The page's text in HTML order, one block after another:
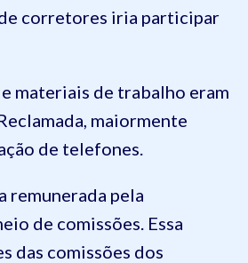
corretores iria participar
materiais de trabalho eram
maiormente
de telefones.
remunerada pela
de comissões. Essa
das comissões dos